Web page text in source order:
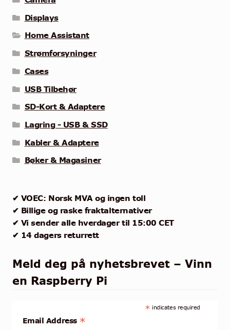
Displays
Home Assistant
Strømforsyninger
Cases
USB Tilbehør
SD-Kort & Adaptere
Lagring - USB & SSD
Kabler & Adaptere
Bøker & Magasiner
✔ VOEC: Norsk MVA og ingen toll
✔ Billige og raske fraktalternativer
✔ Vi sender alle hverdager til 15:00 CET
✔ 14 dagers returrett
Meld deg på nyhetsbrevet – Vinn
en Raspberry Pi
* indicates required
Email Address *